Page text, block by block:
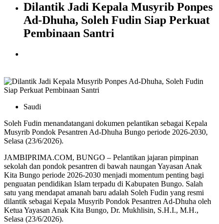
Dilantik Jadi Kepala Musyrib Ponpes
Ad-Dhuha, Soleh Fudin Siap Perkuat
Pembinaan Santri
Saudi
Soleh Fudin menandatangani dokumen pelantikan sebagai Kepala
Musyrib Pondok Pesantren Ad-Dhuha Bungo periode 2026-2030,
Selasa (23/6/2026).
JAMBIPRIMA.COM, BUNGO – Pelantikan jajaran pimpinan
sekolah dan pondok pesantren di bawah naungan Yayasan Anak
Kita Bungo periode 2026-2030 menjadi momentum penting bagi
penguatan pendidikan Islam terpadu di Kabupaten Bungo. Salah
satu yang mendapat amanah baru adalah Soleh Fudin yang resmi
dilantik sebagai Kepala Musyrib Pondok Pesantren Ad-Dhuha oleh
Ketua Yayasan Anak Kita Bungo, Dr. Mukhlisin, S.H.I., M.H.,
Selasa (23/6/2026).